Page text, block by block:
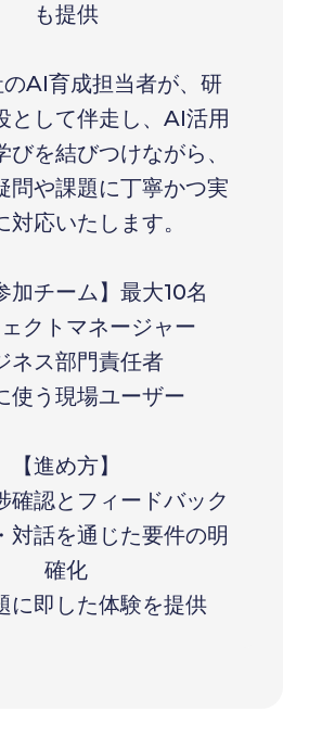
も提供
AI育成担当者が、研
として伴走し、AI活用
びを結びつけながら、
問や課題に丁寧かつ実
対応いたします。
加チーム】最大10名
クトマネージャー
ネス部門責任者
使う現場ユーザー
【進め方】
確認とフィードバック
対話を通じた要件の明
確化